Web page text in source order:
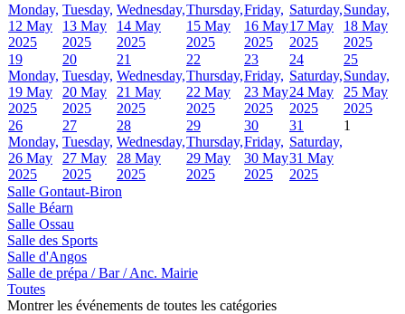
Monday,
12 May
2025
Tuesday,
13 May
2025
Wednesday,
14 May
2025
Thursday,
15 May
2025
Friday,
16 May
2025
Saturday,
17 May
2025
Sunday,
18 May
2025
19
Monday,
19 May
2025
20
Tuesday,
20 May
2025
21
Wednesday,
21 May
2025
22
Thursday,
22 May
2025
23
Friday,
23 May
2025
24
Saturday,
24 May
2025
25
Sunday,
25 May
2025
26
Monday,
26 May
2025
27
Tuesday,
27 May
2025
28
Wednesday,
28 May
2025
29
Thursday,
29 May
2025
30
Friday,
30 May
2025
31
Saturday,
31 May
2025
1
Salle Gontaut-Biron
Salle Béarn
Salle Ossau
Salle des Sports
Salle d'Angos
Salle de prépa / Bar / Anc. Mairie
Toutes
Montrer les événements de toutes les catégories